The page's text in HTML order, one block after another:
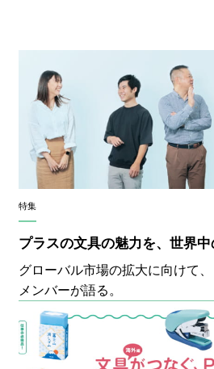
特集
プラスの文具の魅力を、世界中
グローバル市場の拡大に向けて
メンバーが語る。